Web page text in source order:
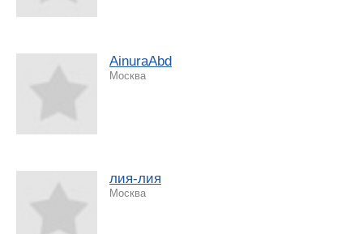
AinuraAbd
Москва
лия-лия
Москва